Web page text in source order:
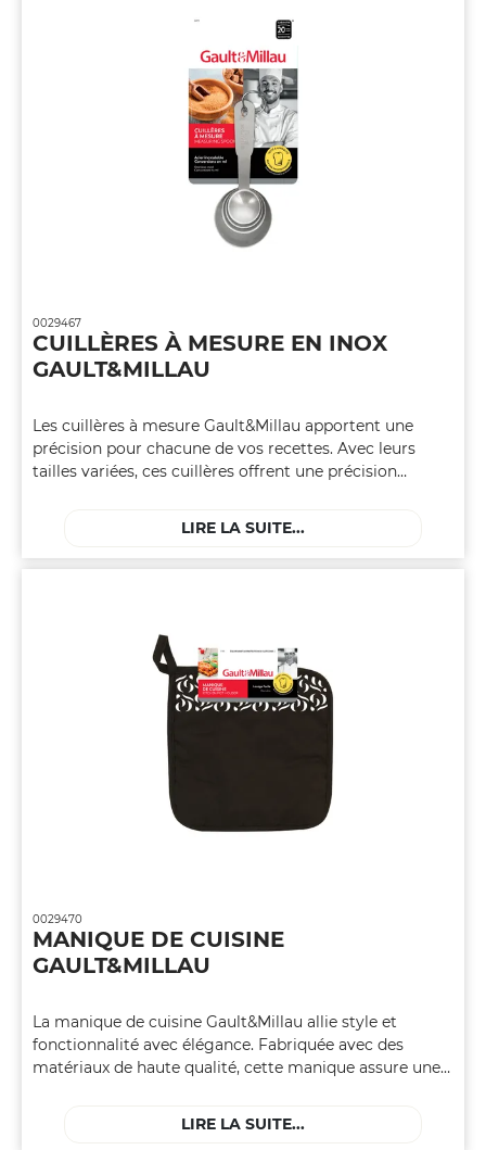
0029467
CUILLÈRES À MESURE EN INOX
GAULT&MILLAU
Les cuillères à mesure Gault&Millau apportent une
précision pour chacune de vos recettes. Avec leurs
tailles variées, ces cuillères offrent une précision
rangent aisément dans votre cuisine.
LIRE LA SUITE...
0029470
MANIQUE DE CUISINE
GAULT&MILLAU
La manique de cuisine Gault&Millau allie style et
fonctionnalité avec élégance. Fabriquée avec des
matériaux de haute qualité, cette manique assure une
LIRE LA SUITE...